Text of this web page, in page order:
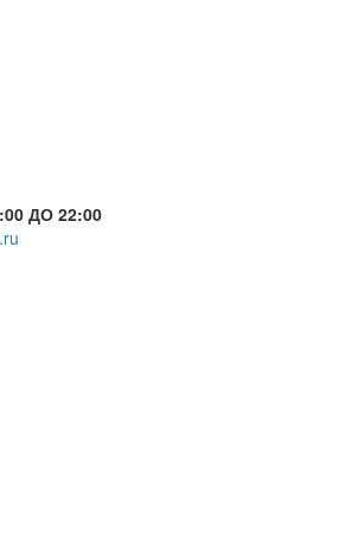
ДО 22:00